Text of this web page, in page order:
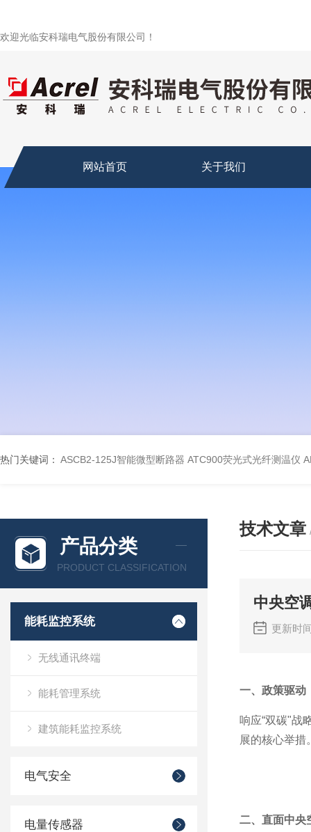
欢迎光临安科瑞电气股份有限公司！
网站首页 关于我们
热门关键词： ASCB2-125J智能微型断路器 ATC900荧光式光纤测温仪
产品分类
PRODUCT CLASSIFICATION
能耗监控系统
无线通讯终端
能耗管理系统
建筑能耗监控系统
电气安全
电量传感器
技术文章
中央空
更新时
一、政策驱动
响应“双碳"战
展的核心举措
二、直面中央